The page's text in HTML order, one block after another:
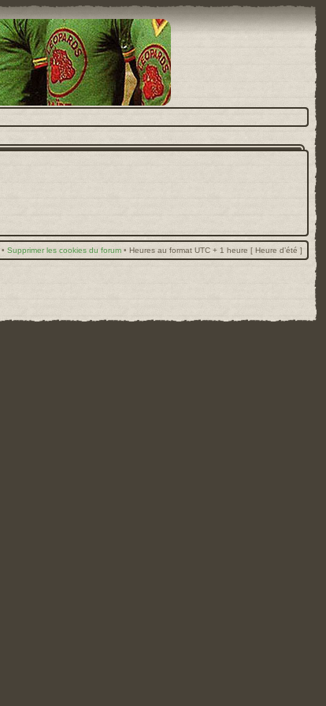
• Supprimer les cookies du forum • Heures au format UTC + 1 heure [ Heure d’été ]